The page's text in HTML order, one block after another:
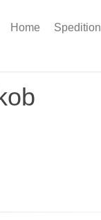
Home Spedition